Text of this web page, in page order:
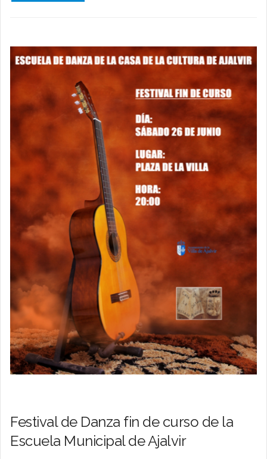
Festival de Danza fin de curso de la
Escuela Municipal de Ajalvir